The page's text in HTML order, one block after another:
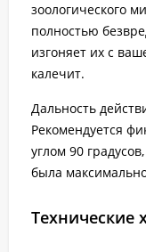
зоологического
полностью
изгоняет их с
калечит.
Дальность
Рекомендуется
углом 90
была
Технические